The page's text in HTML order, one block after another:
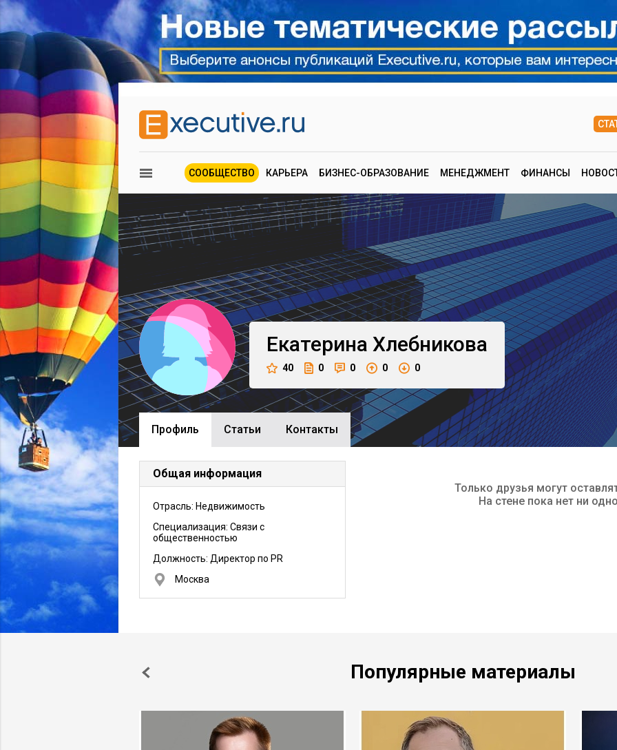
СООБЩЕСТВО КАРЬЕРА БИЗНЕС-ОБРАЗОВАНИЕ МЕНЕДЖМЕНТ ФИНАНСЫ
Екатерина Хлебникова
40 0 0 0 0
Профиль Cтатьи Контакты
Общая информация
Отрасль: Недвижимость
Специализация: Связи с
общественностью
Должность: Директор по PR
Москва
Только друзья могут
На стене пока нет ни
Популярные материалы